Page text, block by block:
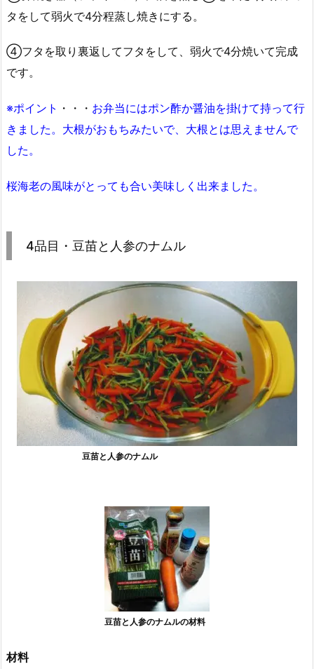
タをして弱火で4分程蒸し焼きにする。
④フタを取り裏返してフタをして、弱火で4分焼いて完成
です。
※ポイント ・・・ お弁当にはポン酢か醤油を掛けて持って行
きました。大根がおもちみたいで、大根とは思えませんで
した。
桜海老の風味がとっても合い美味しく出来ました。
4品目・豆苗と人参のナムル
豆苗と人参のナムル
豆苗と人参のナムルの材料
材料